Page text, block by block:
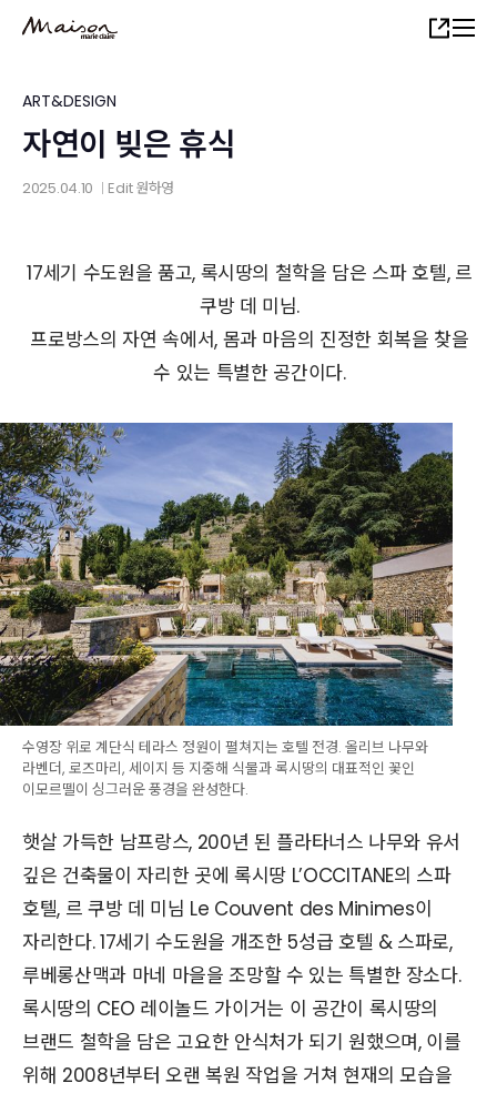
content
Share
ART&DESIGN
자연이 빚은 휴식
2025.04.10 Edit원하영
17세기 수도원을 품고, 록시땅의 철학을 담은 스파 호텔, 르
쿠방 데 미님.
프로방스의 자연 속에서, 몸과 마음의 진정한 회복을 찾을
수 있는 특별한 공간이다.
수영장 위로 계단식 테라스 정원이 펼쳐지는 호텔 전경. 올리브 나무와
라벤더, 로즈마리, 세이지 등 지중해 식물과 록시땅의 대표적인 꽃인
이모르뗄이 싱그러운 풍경을 완성한다.
햇살 가득한 남프랑스, 200년 된 플라타너스 나무와 유서
깊은 건축물이 자리한 곳에 록시땅 L’OCCITANE의 스파
호텔, 르 쿠방 데 미님 Le Couvent des Minimes이
자리한다. 17세기 수도원을 개조한 5성급 호텔 & 스파로,
루베롱산맥과 마네 마을을 조망할 수 있는 특별한 장소다.
록시땅의 CEO 레이놀드 가이거는 이 공간이 록시땅의
브랜드 철학을 담은 고요한 안식처가 되기 원했으며, 이를
위해 2008년부터 오랜 복원 작업을 거쳐 현재의 모습을